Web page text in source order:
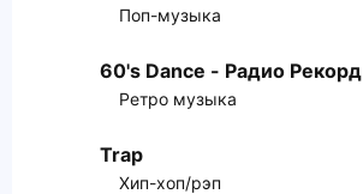
Поп-музыка
60's Dance - Радио Рекорд
Ретро музыка
Trap
Хип-хоп/рэп